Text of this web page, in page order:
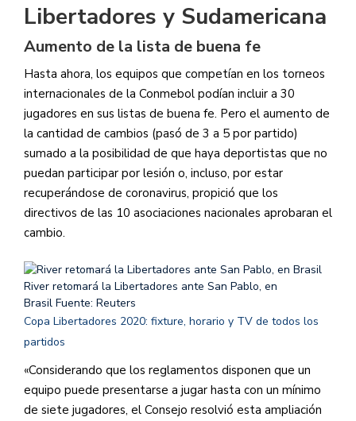
Libertadores y Sudamericana
Aumento de la lista de buena fe
Hasta ahora, los equipos que competían en los torneos
internacionales de la Conmebol podían incluir a 30
jugadores en sus listas de buena fe. Pero el aumento de
la cantidad de cambios (pasó de 3 a 5 por partido)
sumado a la posibilidad de que haya deportistas que no
puedan participar por lesión o, incluso, por estar
recuperándose de coronavirus, propició que los
directivos de las 10 asociaciones nacionales aprobaran el
cambio.
River retomará la Libertadores ante San Pablo, en
Brasil Fuente: Reuters
Copa Libertadores 2020: fixture, horario y TV de todos los
partidos
«Considerando que los reglamentos disponen que un
equipo puede presentarse a jugar hasta con un mínimo
de siete jugadores, el Consejo resolvió esta ampliación